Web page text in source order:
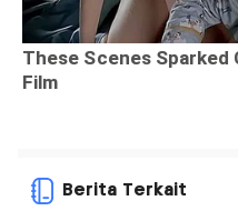
Berita Terkait